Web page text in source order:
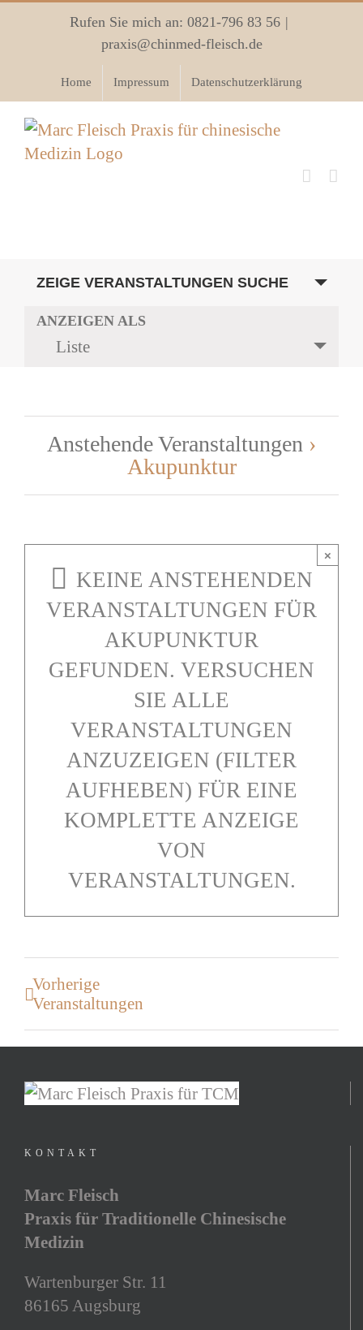
Rufen Sie mich an: 0821-796 83 56 |
praxis@chinmed-fleisch.de
Home Impressum Datenschutzerklärung
Suche
und
Ansichten,
Navigation
ZEIGE VERANSTALTUNGEN SUCHE
Veranstaltung
Ansichten-
ANZEIGEN ALS
Liste
Anstehende Veranstaltungen ›
Akupunktur
×
KEINE ANSTEHENDEN
VERANSTALTUNGEN FÜR
AKUPUNKTUR
GEFUNDEN. VERSUCHEN
SIE ALLE
VERANSTALTUNGEN
ANZUZEIGEN (FILTER
AUFHEBEN) FÜR EINE
KOMPLETTE ANZEIGE
VON
VERANSTALTUNGEN.
Vorherige
Veranstaltungen
KONTAKT
Marc Fleisch
Praxis für Traditionelle Chinesische
Medizin
Wartenburger Str. 11
86165 Augsburg